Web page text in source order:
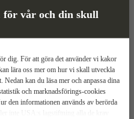
för vår och din skull
dig. För att göra det använder vi kakor
lära oss mer om hur vi skall utveckla
kan du läsa mer och anpassa dina
och marknadsförings-cookies
den informationen används av berörda
inte USA:s lagstiftning alla de krav